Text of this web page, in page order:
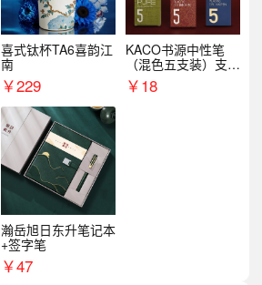
喜式钛杯TA6喜韵江
南
￥229
KACO书源中性笔
（混色五支装）支持
logo定制
￥18
瀚岳旭日东升笔记本
+签字笔
￥47